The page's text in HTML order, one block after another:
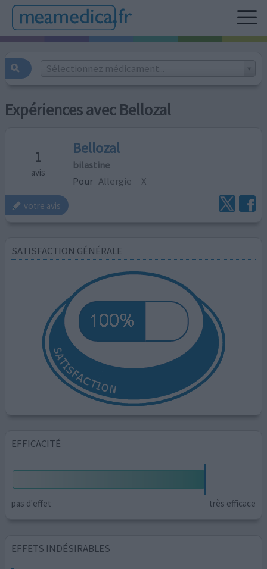
Sélectionnez médicament...
Expériences avec Bellozal
1
avis
Bellozal
bilastine
Pour Allergie X
votre avis
SATISFACTION GÉNÉRALE
EFFICACITÉ
pas d'effet très efficace
EFFETS INDÉSIRABLES